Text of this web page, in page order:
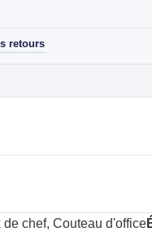
retours
de chef, Couteau d'office